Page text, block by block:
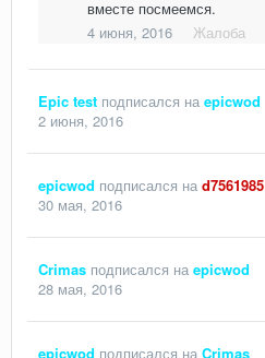
вместе посмеемся.
4 июня, 2016
Жалоба
Epic test подписался на epicwod
2 июня, 2016
epicwod подписался на d7561985
30 мая, 2016
Crimas подписался на epicwod
28 мая, 2016
epicwod подписался на Crimas